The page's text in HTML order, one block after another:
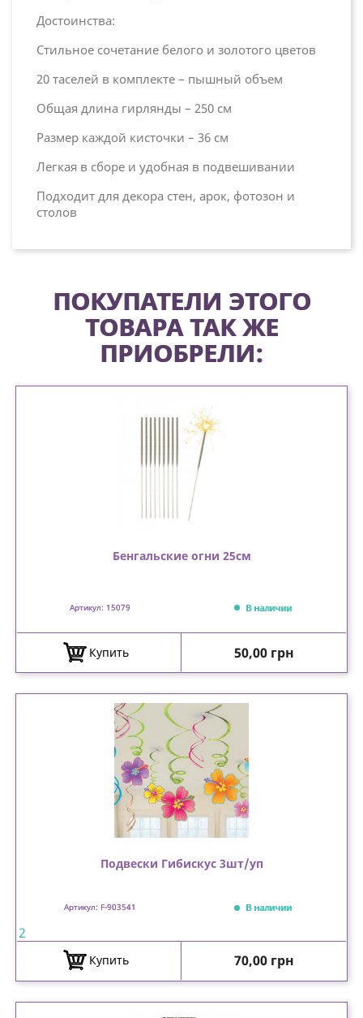
Достоинства:
Стильное сочетание белого и золотого цветов
20 таселей в комплекте – пышный объем
Общая длина гирлянды – 250 см
Размер каждой кисточки – 36 см
Легкая в сборе и удобная в подвешивании
Подходит для декора стен, арок, фотозон и
столов
ПОКУПАТЕЛИ ЭТОГО
ТОВАРА ТАК ЖЕ
ПРИОБРЕЛИ:
Бенгальские огни 25см
Артикул: 15079 В наличии
Купить Цена
50,00 грн
Подвески Гибискус 3шт/уп
Артикул: F-903541 В наличии
2
Купить Цена
70,00 грн